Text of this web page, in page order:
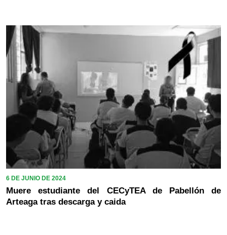
6 DE JUNIO DE 2024
Muere estudiante del CECyTEA de Pabellón de
Arteaga tras descarga y caida